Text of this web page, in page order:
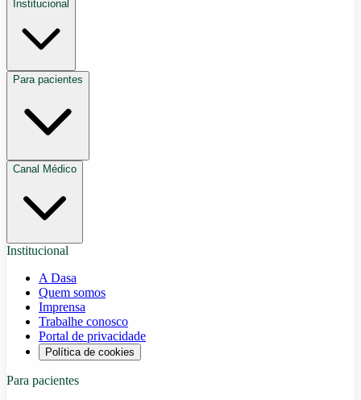
Institucional
Para pacientes
Canal Médico
Institucional
A Dasa
Quem somos
Imprensa
Trabalhe conosco
Portal de privacidade
Política de cookies
Para pacientes